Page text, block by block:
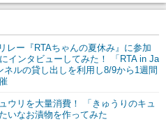
レー『RTAちゃんの夏休み』に参加
インタビューしてみた！ 「RTA in Ja
ネルの貸し出しを利用し8/9から1週間
ウリを大量消費！ 「きゅうりのキュ
いなお漬物を作ってみた